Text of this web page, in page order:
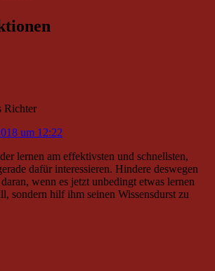
Richter
um 12:22
lernen am effektivsten und schnellsten,
dafür interessieren. Hindere deswegen
wenn es jetzt unbedingt etwas lernen
sondern hilf ihm seinen Wissensdurst zu